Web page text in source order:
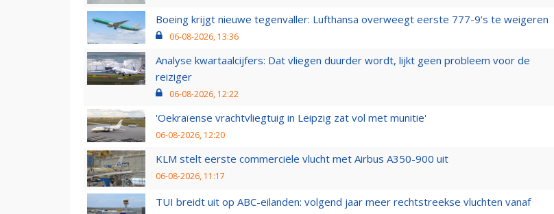
Boeing krijgt nieuwe tegenvaller: Lufthansa overweegt eerste 777-9’s te weigeren
06-08-2026, 13:36
Analyse kwartaalcijfers: Dat vliegen duurder wordt, lijkt geen probleem voor de
reiziger
06-08-2026, 12:22
'Oekraïense vrachtvliegtuig in Leipzig zat vol met munitie'
06-08-2026, 12:20
KLM stelt eerste commerciële vlucht met Airbus A350-900 uit
06-08-2026, 11:17
TUI breidt uit op ABC-eilanden: volgend jaar meer rechtstreekse vluchten vanaf